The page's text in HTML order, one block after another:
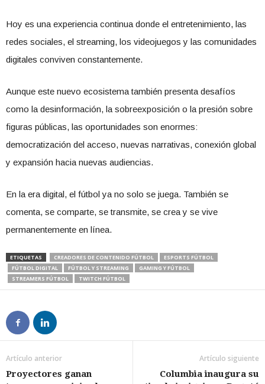
Hoy es una experiencia continua donde el entretenimiento, las
redes sociales, el streaming, los videojuegos y las comunidades
digitales conviven constantemente.
Aunque este nuevo ecosistema también presenta desafíos
como la desinformación, la sobreexposición o la presión sobre
figuras públicas, las oportunidades son enormes:
democratización del acceso, nuevas narrativas, conexión global
y expansión hacia nuevas audiencias.
En la era digital, el fútbol ya no solo se juega. También se
comenta, se comparte, se transmite, se crea y se vive
permanentemente en línea.
ETIQUETAS CREADORES DE CONTENIDO FÚTBOL
ESPORTS FÚTBOL
FÚTBOL DIGITAL
FÚTBOL Y STREAMING
GAMING Y FÚTBOL
STREAMERS FÚTBOL
TWITCH FÚTBOL
Artículo anterior
Proyectores ganan
Artículo siguiente
Columbia inaugura su